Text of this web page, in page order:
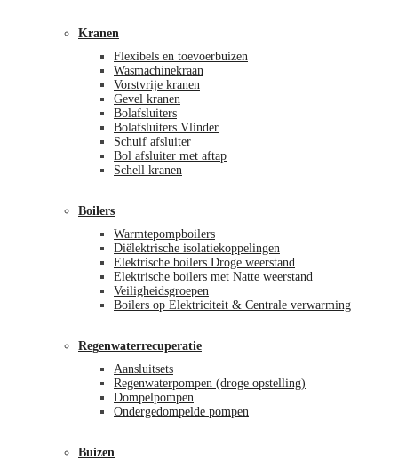
Kranen
Flexibels en toevoerbuizen
Wasmachinekraan
Vorstvrije kranen
Gevel kranen
Bolafsluiters
Bolafsluiters Vlinder
Schuif afsluiter
Bol afsluiter met aftap
Schell kranen
Boilers
Warmtepompboilers
Diëlektrische isolatiekoppelingen
Elektrische boilers Droge weerstand
Elektrische boilers met Natte weerstand
Veiligheidsgroepen
Boilers op Elektriciteit & Centrale verwarming
Regenwaterrecuperatie
Aansluitsets
Regenwaterpompen (droge opstelling)
Dompelpompen
Ondergedompelde pompen
Buizen